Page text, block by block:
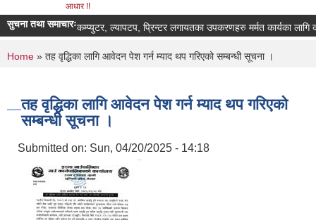
आधार !!
सुचना तथा समाचारःकम्प्युटर, ल्यापटप, प्रिन्टर लगायतका उपकरणहरु मर्मत कार्यका लागि
You are here
Home » तह वृद्धिका लागि आवेदन पेश गर्न म्याद थप गरिएको सम्बन्धी सूचना ।
तह वृद्धिका लागि आवेदन पेश गर्न म्याद थप गरिएको
सम्बन्धी सूचना ।
Submitted on: Sun, 04/20/2025 - 14:18